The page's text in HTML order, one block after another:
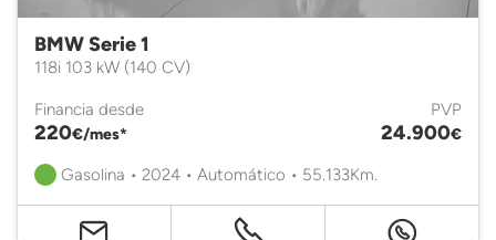
BMW Serie 1
118i 103 kW (140 CV)
Financia desde
220€/mes*
PVP
24.900€
Gasolina • 2024 • Automático • 55.133Km.